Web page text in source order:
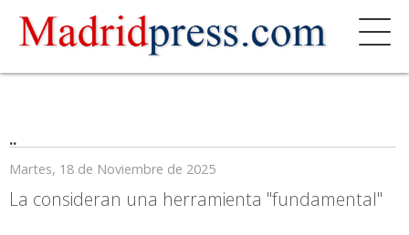
..
Martes, 18 de Noviembre de 2025
La consideran una herramienta "fundamental"